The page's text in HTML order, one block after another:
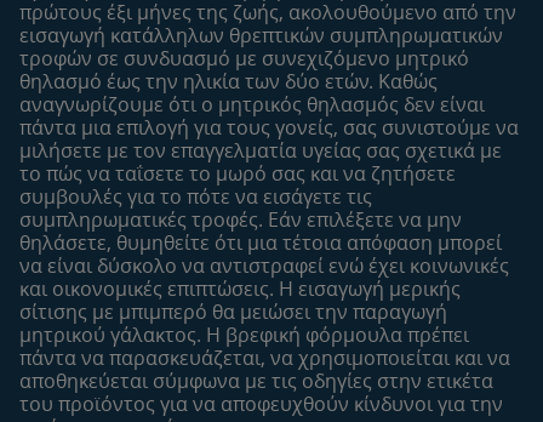
Προϊόντα
Εύρεση προϊόντος
Οι μάρκες μου
Εύρεση καταστήματος
Δείγματα
πρώτους έξι μήνες της ζωής, ακολουθούμενo από την
εισαγωγή κατάλληλων θρεπτικών συμπληρωματικών
τροφών σε συνδυασμό με συνεχιζόμενο μητρικό
θηλασμό έως την ηλικία των δύο ετών. Καθώς
αναγνωρίζουμε ότι ο μητρικός θηλασμός δεν είναι
πάντα μια επιλογή για τους γονείς, σας συνιστούμε να
μιλήσετε με τον επαγγελματία υγείας σας σχετικά με
το πώς να ταΐσετε το μωρό σας και να ζητήσετε
συμβουλές για το πότε να εισάγετε τις
συμπληρωματικές τροφές. Εάν επιλέξετε να μην
θηλάσετε, θυμηθείτε ότι μια τέτοια απόφαση μπορεί
να είναι δύσκολο να αντιστραφεί ενώ έχει κοινωνικές
και οικονομικές επιπτώσεις. Η εισαγωγή μερικής
σίτισης με μπιμπερό θα μειώσει την παραγωγή
μητρικού γάλακτος. Η βρεφική φόρμουλα πρέπει
πάντα να παρασκευάζεται, να χρησιμοποιείται και να
αποθηκεύεται σύμφωνα με τις οδηγίες στην ετικέτα
του προϊόντος για να αποφευχθούν κίνδυνοι για την